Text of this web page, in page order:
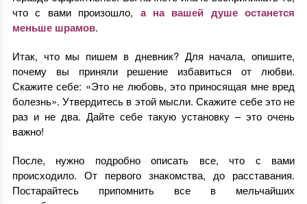
что с вами произошло, а на вашей душе останется
меньше шрамов.
Итак, что мы пишем в дневник? Для начала, опишите,
почему вы приняли решение избавиться от любви.
Скажите себе: «Это не любовь, это приносящая мне вред
болезнь». Утвердитесь в этой мысли. Скажите себе это не
раз и не два. Дайте себе такую установку – это очень
важно!
После, нужно подробно описать все, что с вами
происходило. От первого знакомства, до расставания.
Постарайтесь припомнить все в мельчайших